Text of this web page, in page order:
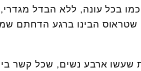
בכל עונה, ללא הבדל מגדרי,
שטראוס הבינו ברגע הדחתם
שעשו ארבע נשים, שכל קשר